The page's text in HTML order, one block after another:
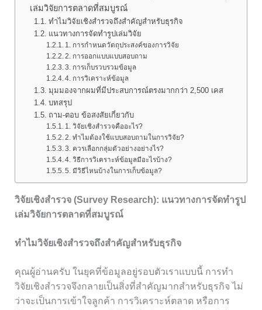
เล่มวิจัยการตลาดที่สมบูรณ์
ทำไมวิจัยเชิงสำรวจถึงสำคัญสำหรับธุรกิจ
แนวทางการจัดทำรูปเล่มวิจัย
1. การกำหนดวัตถุประสงค์ของการวิจัย
2. การออกแบบแบบสอบถาม
3. การเก็บรวบรวมข้อมูล
4. การวิเคราะห์ข้อมูล
มุมมองจากผมที่มีประสบการณ์ตรงมากกว่า 2,500 เคส
บทสรุป
ถาม-ตอบ ข้อสงสัยเกี่ยวกับ
1. วิจัยเชิงสำรวจคืออะไร?
2. ทำไมต้องใช้แบบสอบถามในการวิจัย?
3. ควรเลือกกลุ่มตัวอย่างอย่างไร?
4. วิธีการวิเคราะห์ข้อมูลมีอะไรบ้าง?
5. มีวิธีไหนบ้างในการเก็บข้อมูล?
วิจัยเชิงสำรวจ (Survey Research): แนวทางการจัดทำรูป
เล่มวิจัยการตลาดที่สมบูรณ์
ทำไมวิจัยเชิงสำรวจถึงสำคัญสำหรับธุรกิจ
คุณผู้อ่านครับ ในยุคที่ข้อมูลอยู่รอบตัวเราแบบนี้ การทำ
วิจัยเชิงสำรวจจึงกลายเป็นสิ่งที่สำคัญมากสำหรับธุรกิจ ไม่
ว่าจะเป็นการเข้าใจลูกค้า การวิเคราะห์ตลาด หรือการ